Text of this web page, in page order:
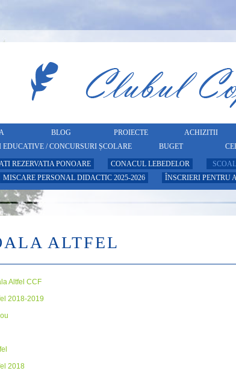
BLOG PROIECTE ACHIZITII
/ CONCURSURI ȘCOLARE
BUGET
REZERVATIA PONOARE CONACUL LEBEDELOR
MISCARE PERSONAL DIDACTIC 2025-2026
ÎNSCRIERI PENTRU
ALTFEL
Altfel CCF
2018-2019
2018